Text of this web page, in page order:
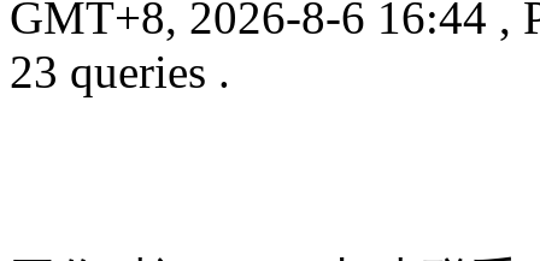
GMT+8, 2026-8-6 16:44 ,
23 queries .